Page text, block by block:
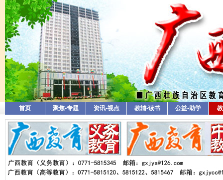
首页 聚焦•专题 资讯•视点 教辅•读书 公益•助学